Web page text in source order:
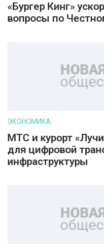
«Бургер Кинг»
вопросы по
ЭКОНОМИКА
МТС и курорт
для цифровой
инфраструктуры